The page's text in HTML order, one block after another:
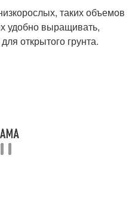
таких объемов
удобно выращивать,
открытого грунта.